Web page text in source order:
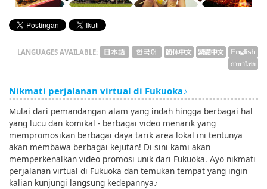
Bahasa Indonesia
LANGUAGES AVAILABLE:
Nikmati perjalanan virtual di Fukuoka♪
Mulai dari pemandangan alam yang indah hingga berbagai hal
yang lucu dan komikal - berbagai video menarik yang
mempromosikan berbagai daya tarik area lokal ini tentunya
akan membawa berbagai kejutan! Di sini kami akan
memperkenalkan video promosi unik dari Fukuoka. Ayo nikmati
perjalanan virtual di Fukuoka dan temukan tempat yang ingin
kalian kunjungi langsung kedepannya♪